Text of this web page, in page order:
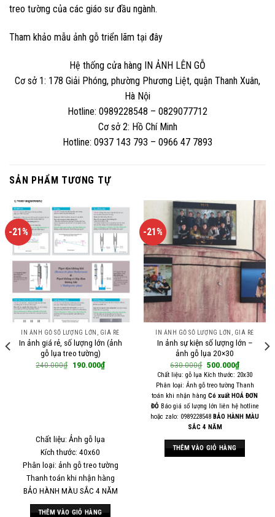
treo tường của các giáo sư đầu ngành.
Tham khảo mẫu ảnh gỗ triển lãm tại đây
Hệ thống cửa hàng IN ẢNH LÊN GỖ
Cơ sở 1: 178 Giải Phóng, phường Phương Liệt, quận Thanh Xuân,
Hà Nội
Hotline: 0989228548 – 0829077712
Cơ sở 2: Hồ Chí Minh
Hotline: 0937 143 793 – 0966 47 7893
SẢN PHẨM TƯƠNG TỰ
-21%
IN ẢNH GỖ SỐ LƯỢNG LỚN, GIÁ RẺ
In ảnh giá rẻ, số lượng lớn (ảnh
gỗ lụa treo tường)
240.000₫ Giá
190.000₫Giá
hiện
Chất liệu: Ảnh gỗ lụa
Kích thước: 40x60
Phân loại: ảnh gỗ treo tường
Thanh toán khi nhận hàng
BẢO HÀNH MÀU SẮC 4 NĂM
THÊM VÀO GIỎ HÀNG
-21%
IN ẢNH GỖ SỐ LƯỢNG LỚN, GIÁ RẺ
In ảnh sự kiện số lượng lớn –
ảnh gỗ lụa 20×30
630.000₫ Giá
gốc
là:
630.000₫.
500.000₫Giá
hiện
tại
là:
500.000₫.
Chất liệu: gỗ lụa Kích thước: 20x30
Phân loại: Ảnh gỗ treo tường Thanh
toán khi nhận hàng Có xuất HOÁ ĐƠN
ĐỎ Báo giá số lượng lớn liên hệ hotline
hoặc zalo: 0989228548 BẢO HÀNH MÀU
SẮC 4 NĂM
THÊM VÀO GIỎ HÀNG